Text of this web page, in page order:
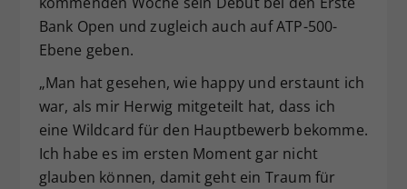
Bank Open und zugleich auch auf ATP-500-
Ebene geben.
„Man hat gesehen, wie happy und erstaunt ich
war, als mir Herwig mitgeteilt hat, dass ich
eine Wildcard für den Hauptbewerb bekomme.
Ich habe es im ersten Moment gar nicht
glauben können, damit geht ein Traum für